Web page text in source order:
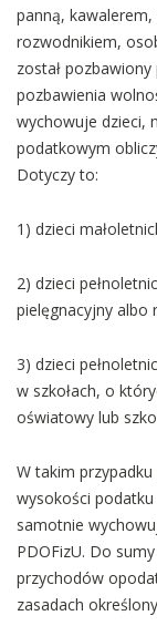
panną,
rozwodnikiem,
został
pozbawienia
wychowuje dzieci,
podatkowym
Dotyczy to:
1) dzieci
2) dzieci
pielęgnacyjny albo
3) dzieci
w szkołach, o
oświatowy lub
W takim
wysokości
samotnie
PDOFizU. Do
przychodów
zasadach